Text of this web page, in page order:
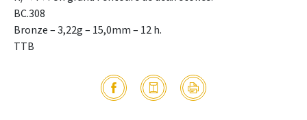
BC.308
Bronze – 3,22g – 15,0mm – 12 h.
TTB